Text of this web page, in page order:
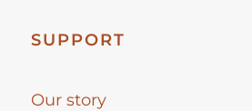
SUPPORT
Our story